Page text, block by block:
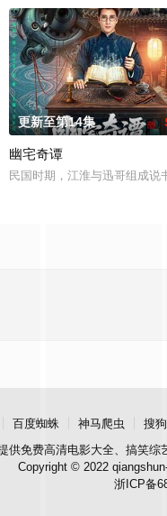
以后，林知夏忽然对他说：
更新至第14集
幽宅奇谭
民国时期，江淮与迅哥组成说
百度蜘蛛 神马爬虫 搜
供免费高清电影大全、搞笑综
Copyright © 2022
浙ICP备